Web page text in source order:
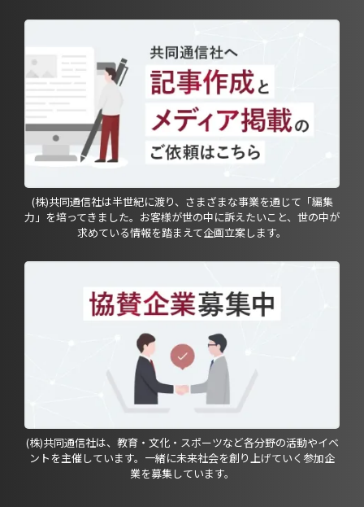
(株)共同通信社は半世紀に渡り、さまざまな事業を通じて「編集
力」を培ってきました。お客様が世の中に訴えたいこと、世の中が
求めている情報を踏まえて企画立案します。
(株)共同通信社は、教育・文化・スポーツなど各分野の活動やイベ
ントを主催しています。一緒に未来社会を創り上げていく参加企
業を募集しています。